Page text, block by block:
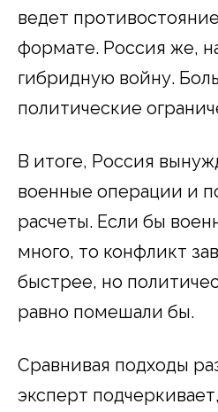
ведет
формате. Россия же,
гибридную войну.
политические
В итоге, Россия
военные операции и
расчеты. Если бы
много, то конфликт
быстрее, но
равно помешали бы.
Сравнивая подходы
эксперт